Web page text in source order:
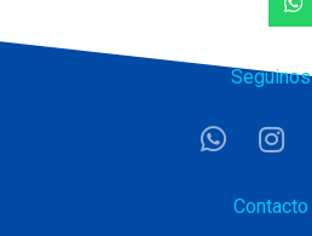
Seguinos
Contacto